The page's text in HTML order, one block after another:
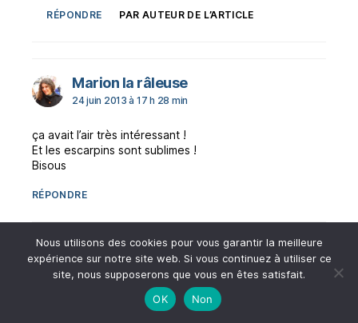
RÉPONDRE PAR AUTEUR DE L’ARTICLE
Marion la râleusedit :
24 juin 2013 à 17 h 28 min
ça avait l’air très intéressant !
Et les escarpins sont sublimes !
Bisous
RÉPONDRE
Xtinette dit :
24 juin 2013 à 19 h 48 min
C’est de l’art ! D’aussi belles chaussures que les
Nous utilisons des cookies pour vous garantir la meilleure
expérience sur notre site web. Si vous continuez à utiliser ce
site, nous supposerons que vous en êtes satisfait.
OK
Non